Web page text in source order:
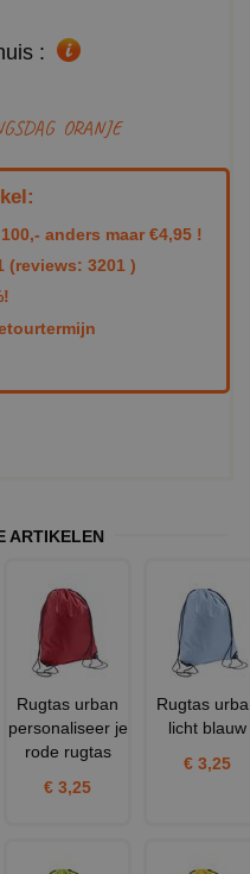
:
ORANJE
anders maar €4,95 !
(reviews: 3201 )
ARTIKELEN
Rugtas urban
personaliseer je
rode rugtas
€ 3,25
Rugtas
licht blauw
€ 3,25